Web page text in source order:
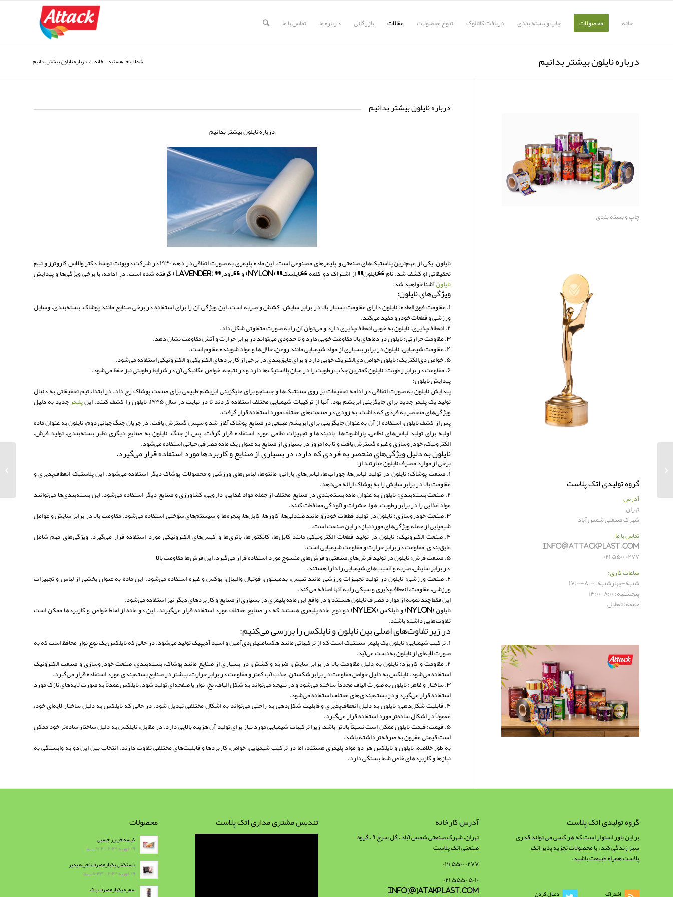
خانه محصولات چاپ و بسته بندی دریافت کاتالوگ تنوع محصولات مقالات بازرگانی درباره ما تماس با ما
درباره نایلون بیشتر بدانیم شما اینجا هستید: خانه / درباره نایلون بیشتر بدانیم
درباره نایلون بیشتر بدانیم
درباره نایلون بیشتر بدانیم
نایلون، یکی از مهم‌ترین پلاستیک‌های صنعتی و پلیمرهای مصنوعی است. این ماده پلیمری به صورت اتفاقی در دهه ۱۹۳۰ در شرکت دوپونت توسط دکتر والاس کاروترز و تیم
تحقیقاتی او کشف شد. نام “نایلون” از اشتراک دو کلمه “نایلسک” (Nylon) و “لاودر” (Lavender) گرفته شده است. در ادامه، با برخی ویژگی‌ها و پیدایش
نایلونآشنا خواهید شد:
ویژگی‌های نایلون:
۱. مقاومت فوق‌العاده: نایلون دارای مقاومت بسیار بالا در برابر سایش، کشش و ضربه است. این ویژگی آن را برای استفاده در برخی صنایع مانند پوشاک، بسته‌بندی، وسایل
ورزشی و قطعات خودرو مفید می‌کند.
۲. انعطاف‌پذیری: نایلون به خوبی انعطاف‌پذیری دارد و می‌توان آن را به صورت متفاوتی شکل داد.
۳. مقاومت حرارتی: نایلون در دماهای بالا مقاومت خوبی دارد و تا حدودی می‌تواند در برابر حرارت و آتش مقاومت نشان دهد.
۴. مقاومت شیمیایی: نایلون در برابر بسیاری از مواد شیمیایی مانند روغن، حلال‌ها و مواد شوینده مقاوم است.
۵. خواص دی‌الکتریک: نایلون خواص دی‌الکتریک خوبی دارد و برای عایق‌بندی در برخی از کاربردهای الکتریکی و الکترونیکی استفاده می‌شود.
۶. مقاومت در برابر رطوبت: نایلون کمترین جذب رطوبت را در میان پلاستیک‌ها دارد و در نتیجه، خواص مکانیکی آن در شرایط رطوبتی نیز حفظ می‌شود.
پیدایش نایلون:
پیدایش نایلون به صورت اتفاقی در ادامه تحقیقات بر روی سنتتیک‌ها و جستجو برای جایگزینی ابریشم طبیعی برای صنعت پوشاک رخ داد. در ابتدا، تیم تحقیقاتی به دنبال
تولید یک پلیمر جدید برای جایگزینی ابریشم بود. آنها از ترکیبات شیمیایی مختلف استفاده کردند تا در نهایت در سال ۱۹۳۵، نایلون را کشف کنند. این
پلیمر جدید به دلیل
ویژگی‌های منحصر به فردی که داشت، به زودی در صنعت‌های مختلف مورد استفاده قرار گرفت.
پس از کشف نایلون، استفاده از آن به عنوان جایگزینی برای ابریشم طبیعی در صنایع پوشاک آغاز شد و سپس گسترش یافت. در جریان جنگ جهانی دوم، نایلون به عنوان ماده
اولیه برای تولید لباس‌های نظامی، پاراشوت‌ها، بادبندها و تجهیزات نظامی مورد استفاده قرار گرفت. پس از جنگ، نایلون به صنایع دیگری نظیر بسته‌بندی، تولید فرش،
الکترونیک، خودروسازی و غیره گسترش یافت و تا به امروز در بسیاری از صنایع به عنوان یک ماده مصرفی حیاتی استفاده می‌شود.
نایلون به دلیل ویژگی‌های منحصر به فردی که دارد، در بسیاری از صنایع و کاربردها مورد استفاده قرار می‌گیرد.
برخی از موارد مصرف نایلون عبارتند از:
۱. صنعت پوشاک: نایلون در تولید لباس‌ها، جوراب‌ها، لباس‌های بارانی، مانتوها، لباس‌های ورزشی و محصولات پوشاک دیگر استفاده می‌شود. این پلاستیک انعطاف‌پذیری و
مقاومت بالا در برابر سایش را به پوشاک ارائه می‌دهد.
۲. صنعت بسته‌بندی: نایلون به عنوان ماده بسته‌بندی در صنایع مختلف از جمله مواد غذایی، دارویی، کشاورزی و صنایع دیگر استفاده می‌شود. این بسته‌بندی‌ها می‌توانند
مواد غذایی را در برابر رطوبت، هوا، حشرات و آلودگی محافظت کنند.
۳. صنعت خودروسازی: نایلون در تولید قطعات خودرو مانند صندلی‌ها، کاورها، کابل‌ها، پنجره‌ها و سیستم‌های سوختی استفاده می‌شود. مقاومت بالا در برابر سایش و عوامل
شیمیایی از جمله ویژگی‌های موردنیاز در این صنعت است.
۴. صنعت الکترونیک: نایلون در تولید قطعات الکترونیکی مانند کابل‌ها، کانکتورها، باتری‌ها و کیس‌های الکترونیکی مورد استفاده قرار می‌گیرد. ویژگی‌های مهم شامل
عایق‌بندی، مقاومت در برابر حرارت و مقاومت شیمیایی است.
۵. صنعت فرش: نایلون در تولید فرش‌های صنعتی و فرش‌های منسوج مورد استفاده قرار می‌گیرد. این فرش‌ها مقاومت بالا
در برابر سایش، ضربه و آسیب‌های شیمیایی را دارا هستند.
۶. صنعت ورزشی: نایلون در تولید تجهیزات ورزشی مانند تنیس، بدمینتون، فوتبال والیبال، بوکس و غیره استفاده می‌شود. این ماده به عنوان بخشی از لباس و تجهیزات
ورزشی، مقاومت، انعطاف‌پذیری و سبکی را به آنها اضافه می‌کند.
این فقط چند نمونه از موارد مصرف نایلون هستند و در واقع این ماده پلیمری در بسیاری از صنایع و کاربردهای دیگر نیز استفاده می‌شود.
نایلون (Nylon) و نایلکس (Nylex) دو نوع ماده پلیمری هستند که در صنایع مختلف مورد استفاده قرار می‌گیرند. این دو ماده از لحاظ خواص و کاربردها ممکن است
تفاوت‌هایی داشته باشند.
در زیر تفاوت‌های اصلی بین نایلون و نایلکس را بررسی می‌کنیم:
۱. ترکیب شیمیایی: نایلون یک پلیمر سنتتیک است که از ترکیباتی مانند هکسامتیلن‌دی‌آمین و اسید آدیپیک تولید می‌شود. در حالی که نایلکس یک نوع نوار محافظ است که به
صورت لایه‌ای از نایلون به‌دست می‌آید.
۲. مقاومت و کاربرد: نایلون به دلیل مقاومت بالا در برابر سایش، ضربه و کشش، در بسیاری از صنایع مانند پوشاک، بسته‌بندی، صنعت خودروسازی و صنعت الکترونیک
استفاده می‌شود. نایلکس به دلیل خواص مقاومت در برابر شکستن، جذب آب کمتر و مقاومت در برابر حرارت، بیشتر در صنایع بسته‌بندی مورد استفاده قرار می‌گیرد.
۳. ساختار و ظاهر: نایلون به صورت الیاف مجدداً ساخته می‌شود و در نتیجه می‌تواند به شکل الیاف، نخ، نوار یا صفحه‌ای تولید شود. نایلکس عمدتاً به صورت لایه‌های نازک مورد
استفاده قرار می‌گیرد و در بسته‌بندی‌های مختلف استفاده می‌شود.
۴. قابلیت شکل‌دهی: نایلون به دلیل انعطاف‌پذیری و قابلیت شکل‌دهی به راحتی می‌تواند به اشکال مختلفی تبدیل شود. در حالی که نایلکس به دلیل ساختار لایه‌ای خود،
معمولاً در اشکال ساده‌تر مورد استفاده قرار می‌گیرد.
۵. قیمت: قیمت نایلون ممکن است نسبتاً بالاتر باشد، زیرا ترکیبات شیمیایی مورد نیاز برای تولید آن هزینه بالایی دارد. در مقابل، نایلکس به دلیل ساختار ساده‌تر خود ممکن
است قیمتی مقرون به صرفه‌تر داشته باشد.
به طور خلاصه، نایلون و نایلکس هر دو مواد پلیمری هستند، اما در ترکیب شیمیایی، خواص، کاربردها و قابلیت‌های مختلفی تفاوت دارند. انتخاب بین این دو به وابستگی به
نیازها و کاربردهای خاص شما بستگی دارد.
چاپ و بسته بندی
گروه تولیدی اتک پلاست
آدرس
تهران،
شهرک صنعتی شمس آباد
تماس با ما
info@attackplast.com
۰۲۷۷ ۵۵۰۰ ۰۲۱
ساعات کاری:
شنبه-چهارشنبه: ۸:۰۰-۱۷:۰۰
پنجشنبه: ۸:۰۰-۱۴:۰۰
جمعه: تعطیل
گروه تولیدی اتک پلاست
بر این باور استوار است که هر کسی می تواند قدری
سبز زندگی کند ، با محصولات تجزیه پذیر اتک
پلاست همراه طبیعت باشید.
دنبال کردن اشتراک
آدرس کارخانه
تهران، شهرک صنعتی شمس آباد ، گل سرخ ۹ ، گروه
صنعتی اتک پلاست
۰۲۷۷ ۵۵۰۰ ۰۲۱
۵۰۱۰ ۵۵۵۰ ۰۲۱
info[@]atakplast.com
تندیس مشتری مداری اتک پلاست محصولات
کیسه فریزر چسبی
۲۹ فوریه ۲۰۲۴ - ۹:۱۲ ب.ظ
دستکش یکبارمصرف تجزیه پذیر
۲۹ فوریه ۲۰۲۴ - ۸:۴۳ ب.ظ
سفره یکبارمصرف پاک